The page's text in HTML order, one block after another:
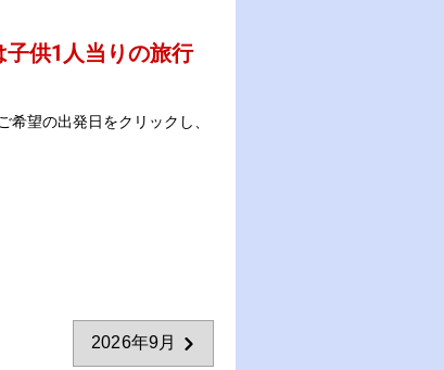
供1人当りの旅行
望の出発日をクリックし、
2026年9月